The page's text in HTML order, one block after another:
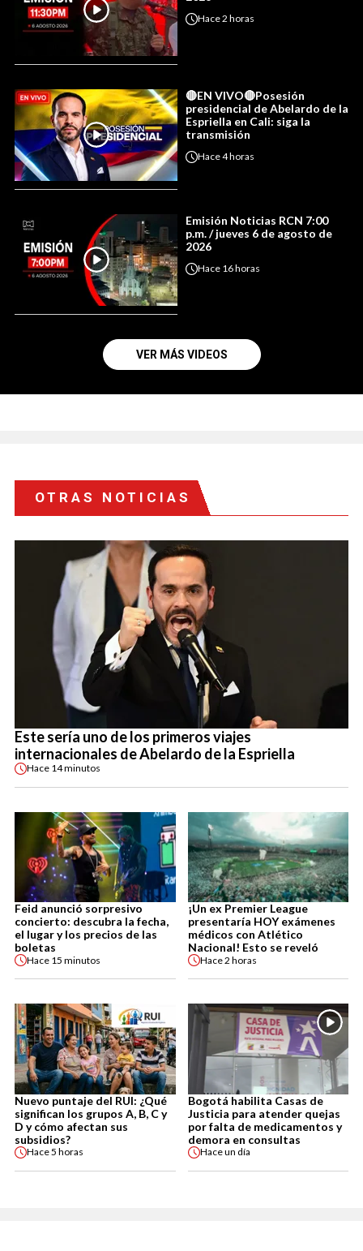
Hace2 horas
🔴EN VIVO🔴Posesión
presidencial de Abelardo de la
Espriella en Cali: siga la
transmisión
Hace4 horas
Emisión Noticias RCN 7:00
p.m. / jueves 6 de agosto de
2026
Hace 16 horas
VER MÁS VIDEOS
OTRAS NOTICIAS
Este sería uno de los primeros viajes
internacionales de Abelardo de la Espriella
Hace 14 minutos
Feid anunció sorpresivo
concierto: descubra la fecha,
el lugar y los precios de las
boletas
Hace 15 minutos
¡Un ex Premier League
presentaría HOY exámenes
médicos con Atlético
Nacional! Esto se reveló
Hace2 horas
Nuevo puntaje del RUI: ¿Qué
significan los grupos A, B, C y
D y cómo afectan sus
subsidios?
Hace5 horas
Bogotá habilita Casas de
Justicia para atender quejas
por falta de medicamentos y
demora en consultas
Haceun día